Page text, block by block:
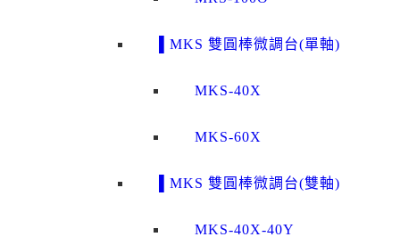
▌MKS 雙圓棒微調台(單軸)
MKS-40X
MKS-60X
▌MKS 雙圓棒微調台(雙軸)
MKS-40X-40Y